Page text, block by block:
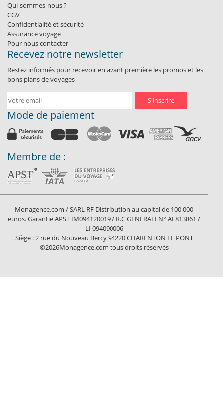
Qui-sommes-nous ?
CGV
Confidentialité et sécurité
Assurance voyage
Pour nous contacter
Recevez notre newsletter
Restez informés pour recevoir en avant première les promos et les
bons plans de voyages
S'inscrire
Mode de paiement
Membre de :
Monagence.com / SARL RF Distribution au capital de 100 000
euros. Garantie APST IM094120019 / R.C GENERALI N° AL813861 /
LI 094090006
Siège : 2 rue du Nouveau Bercy 94220 CHARENTON LE PONT
©2026Monagence.com tous droits réservés